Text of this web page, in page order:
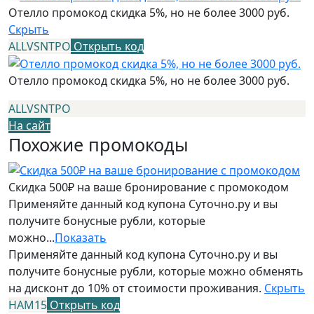
Отелло промокод скидка 5%, но не более 3000 руб.
Скрыть
ALLVSNTPO Открыть код
Отелло промокод скидка 5%, но не более 3000 руб.
ALLVSNTPO
На сайт
Похожие промокоды
Скидка 500₽ на ваше бронирование с промокодом
Применяйте данный код купона Суточно.ру и вы
получите бонусные рубли, которые
можно...Показать
Применяйте данный код купона Суточно.ру и вы
получите бонусные рубли, которые можно обменять
на дисконт до 10% от стоимости проживания. Скрыть
НАМ15 Открыть код